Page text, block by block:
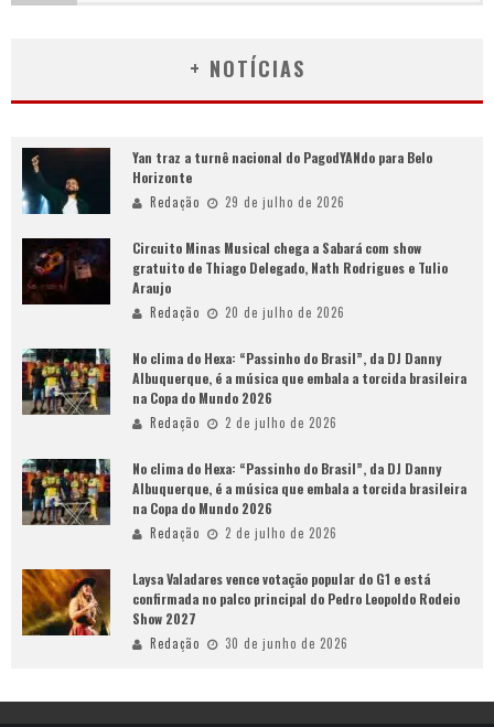
+ NOTÍCIAS
Yan traz a turnê nacional do PagodYANdo para Belo
Horizonte
Redação 29 de julho de 2026
Circuito Minas Musical chega a Sabará com show
gratuito de Thiago Delegado, Nath Rodrigues e Tulio
Araujo
Redação 20 de julho de 2026
No clima do Hexa: “Passinho do Brasil”, da DJ Danny
Albuquerque, é a música que embala a torcida brasileira
na Copa do Mundo 2026
Redação 2 de julho de 2026
No clima do Hexa: “Passinho do Brasil”, da DJ Danny
Albuquerque, é a música que embala a torcida brasileira
na Copa do Mundo 2026
Redação 2 de julho de 2026
Laysa Valadares vence votação popular do G1 e está
confirmada no palco principal do Pedro Leopoldo Rodeio
Show 2027
Redação 30 de junho de 2026